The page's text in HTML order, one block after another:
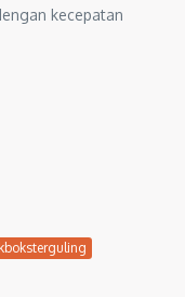
kecepatan